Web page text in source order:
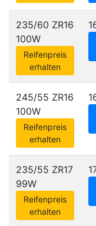
235/60 ZR16
100W
Reifenpreis
erhalten
245/55 ZR16
100W
Reifenpreis
erhalten
235/55 ZR17
99W
Reifenpreis
erhalten